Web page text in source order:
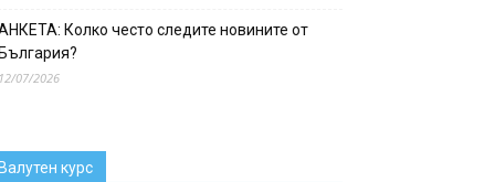
Колко често следите новините от
07/2026
курс